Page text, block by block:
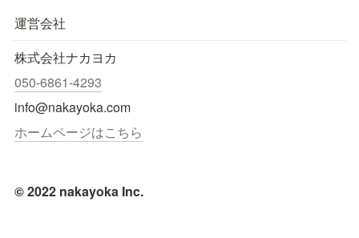
運営会社
株式会社ナカヨカ
050-6861-4293
info@nakayoka.com
ホームページはこちら
© 2022 nakayoka Inc.